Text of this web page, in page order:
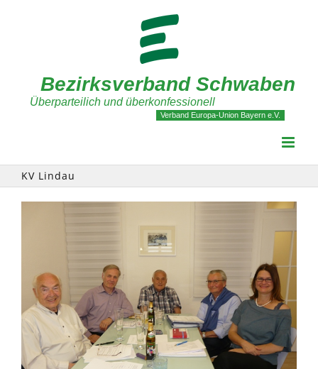
Bezirksverband Schwaben
Überparteilich und überkonfessionell
Verband Europa-Union Bayern e.V.
KV Lindau